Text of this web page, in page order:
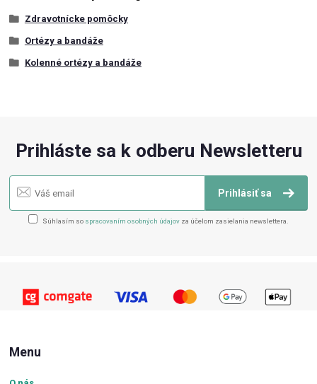
Zdravotnícke pomôcky
Ortézy a bandáže
Kolenné ortézy a bandáže
Prihláste sa k odberu Newsletteru
Prihlásiť sa
Súhlasím so spracovaním osobných údajov za účelom zasielania newslettera.
Menu